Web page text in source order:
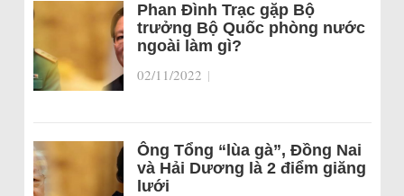
Phan Đình Trạc gặp Bộ
trưởng Bộ Quốc phòng nước
ngoài làm gì?
02/11/2022 |
Ông Tổng “lùa gà”, Đồng Nai
và Hải Dương là 2 điểm giăng
lưới